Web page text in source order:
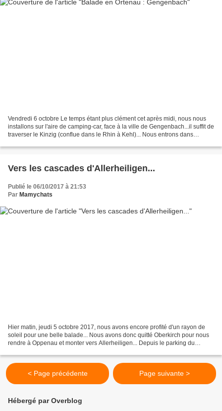
Vendredi 6 octobre Le temps étant plus clément cet après midi, nous nous
installons sur l'aire de camping-car, face à la ville de Gengenbach...il suffit de
traverser le Kinzig (conflue dans le Rhin à Kehl)... Nous entrons dans
Vers les cascades d'Allerheiligen...
Publié le 06/10/2017 à 21:53
Par Mamychats
Hier matin, jeudi 5 octobre 2017, nous avons encore profité d'un rayon de
soleil pour une belle balade... Nous avons donc quitté Oberkirch pour nous
rendre à Oppenau et monter vers Allerheiligen... Depuis le parking du
< Page précédente Page suivante >
Hébergé par Overblog